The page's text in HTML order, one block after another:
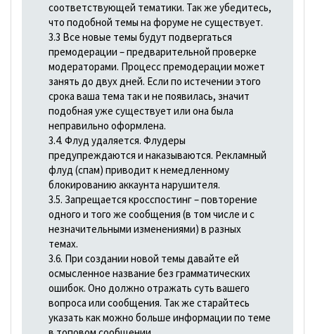
соответствующей тематики. Так же убедитесь,
что подобной темы на форуме не существует.
3.3 Все новые темы будут подвергаться
премодерации – предварительной проверке
модераторами. Процесс премодерации может
занять до двух дней. Если по истечении этого
срока ваша тема так и не появилась, значит
подобная уже существует или она была
неправильно оформлена.
3.4. Флуд удаляется. Флудеры
предупреждаются и наказываются. Рекламный
флуд (спам) приводит к немедленному
блокированию аккаунта нарушителя.
3.5. Запрещается кросспостинг – повторение
одного и того же сообщения (в том числе и с
незначительными изменениями) в разных
темах.
3.6. При создании новой темы давайте ей
осмысленное название без грамматических
ошибок. Оно должно отражать суть вашего
вопроса или сообщения. Так же старайтесь
указать как можно больше информации по теме